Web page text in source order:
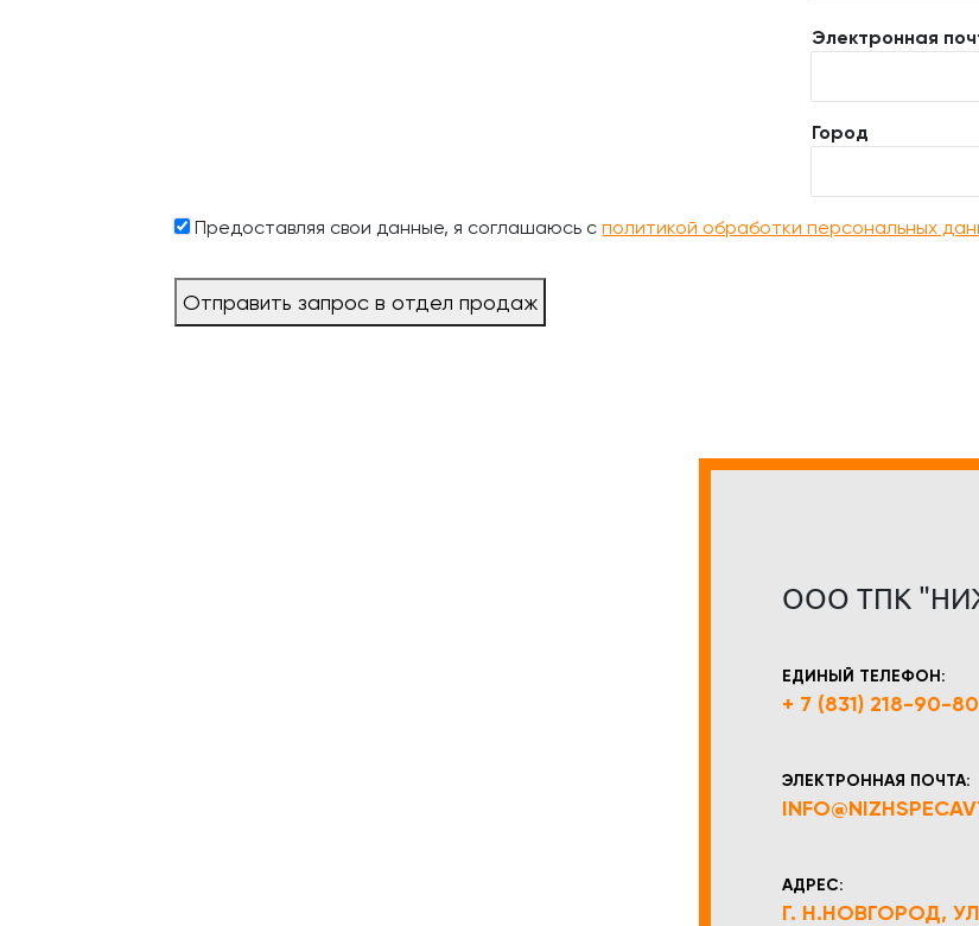
Электронная
Город
Предоставляя свои данные, я соглашаюсь сполитикой обработки персональных
Отправить запрос в отдел продаж
ООО ТПК
ЕДИНЫЙ ТЕЛЕФОН:
+ 7 (831) 218-90-80
ЭЛЕКТРОННАЯ ПОЧТА:
АДРЕС:
Г. Н.НОВГОРОД,